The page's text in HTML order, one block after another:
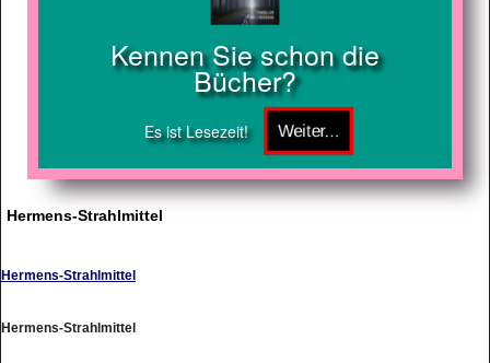
Kennen Sie schon die
Bücher?
Es ist Lesezeit!
Hermens-Strahlmittel
Hermens-Strahlmittel
Hermens-Strahlmittel